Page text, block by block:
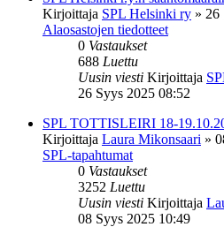
Kirjoittaja SPL Helsinki ry » 26
Alaosastojen tiedotteet
0 Vastaukset
688 Luettu
Uusin viesti Kirjoittaja
26 Syys 2025 08:52
SPL TOTTISLEIRI 18-
Kirjoittaja Laura Mikonsaari »
SPL-tapahtumat
0 Vastaukset
3252 Luettu
Uusin viesti Kirjoittaja
08 Syys 2025 10:49